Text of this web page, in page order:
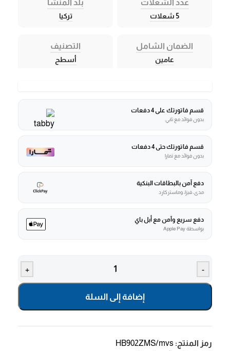
عدد الشعلات
5 شعلات
بلد المنشأ
تركيا
الضمان الشامل
عامين
التصنيف
أسطح
قسم فاتورتك على 4 دفعات
بدون فوائد مع تابي
قسم فاتورتك حتى 4 دفعات
بدون فوائد مع تمارا
دفع آمن بالبطاقات البنكية
مدى، فيزا، وماستركارد
دفع سريع وآمن مع أبل باي
بواسطة Apple Pay
-
+
إضافة إلى السلة
رمز المنتج: HB902ZMS/mvs